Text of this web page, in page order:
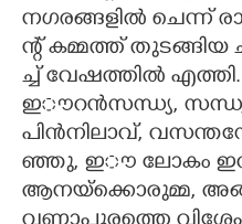
ന​ഗ​ര​ങ്ങ​ളി​ൽ​ ​ചെ​ന്ന്
ന്റ് ​ക​മ്മ​ത്ത് ​തു​ട​ങ്ങി​യ​
ച്ച് ​വേ​ഷ​ത്തി​ൽ​ ​എ​ത്തി.
ഇൗ​റ​ൻ​സ​ന്ധ്യ,​
പി​ൻ​നി​ലാ​വ്,​
ഞ്ഞു,​ ​ഇൗ​ ​ലോ​കം​
ആ​ന​യ്ക്കൊ​രു​മ്മ,​